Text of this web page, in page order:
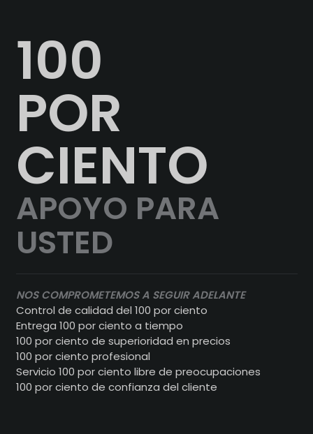
100
POR
CIENTO
APOYO PARA
USTED
NOS COMPROMETEMOS A SEGUIR ADELANTE
Control de calidad del 100 por ciento
Entrega 100 por ciento a tiempo
100 por ciento de superioridad en precios
100 por ciento profesional
Servicio 100 por ciento libre de preocupaciones
100 por ciento de confianza del cliente